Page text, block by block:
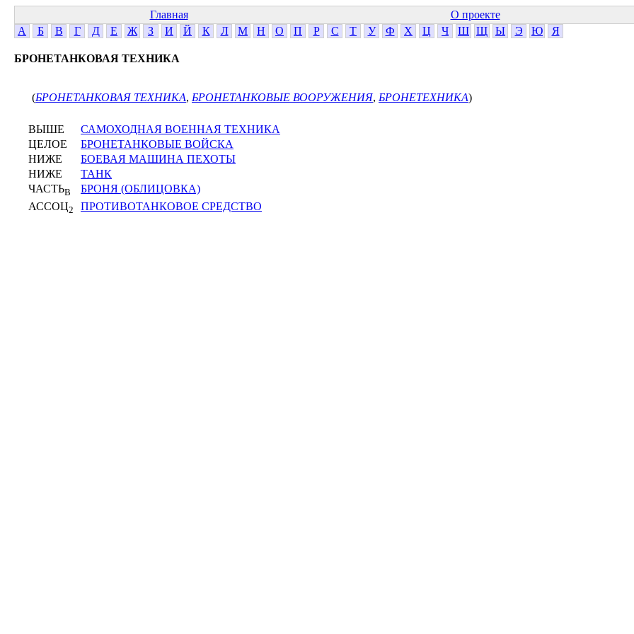
Главная О проекте
А
Б В Г Д Е Ж З И Й К Л М Н О П Р С Т У Ф Х Ц Ч Ш Щ Ы Э Ю Я
БРОНЕТАНКОВАЯ ТЕХНИКА
(БРОНЕТАНКОВАЯ ТЕХНИКА, БРОНЕТАНКОВЫЕ ВООРУЖЕНИЯ, БРОНЕТЕХНИКА)
ВЫШЕ
САМОХОДНАЯ ВОЕННАЯ ТЕХНИКА
ЦЕЛОЕ
БРОНЕТАНКОВЫЕ ВОЙСКА
НИЖЕ
БОЕВАЯ МАШИНА ПЕХОТЫ
НИЖЕ
ТАНК
ЧАСТЬВ
БРОНЯ (ОБЛИЦОВКА)
АССОЦ2 ПРОТИВОТАНКОВОЕ СРЕДСТВО